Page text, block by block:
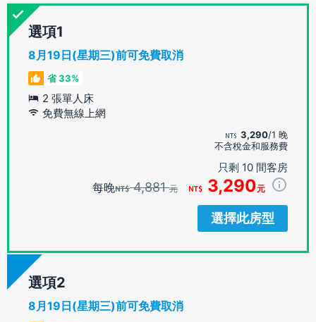
選項
8月19日(星期三)前可免費取消
省 33%
2 張單人床
免費無線上網
3,290/1 晚
不含稅金和服務費
只剩 10 間客房
每晚 4,881元 3,290元
選擇此房型
選項
8月19日(星期三)前可免費取消